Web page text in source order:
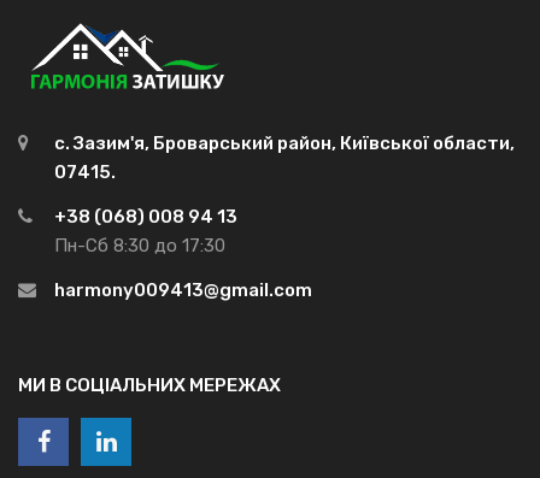
с. Зазим'я, Броварський район, Київської области,
07415.
+38 (068) 008 94 13
Пн-Сб 8:30 до 17:30
harmony009413@gmail.com
МИ В СОЦІАЛЬНИХ МЕРЕЖАХ